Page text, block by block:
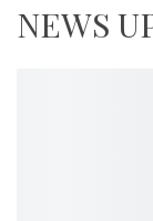
NEWS